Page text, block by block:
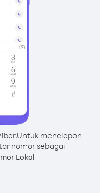
Untuk menelepon
nomor sebagai
Lokal